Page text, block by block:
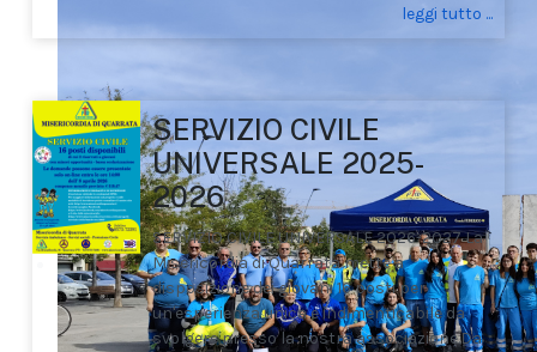
leggi tutto ...
SERVIZIO CIVILE
UNIVERSALE 2025-
2026
SERVIZIO CIVILE UNIVERSALE 2026-2027 La
Misericordia di Quarrata mette a
disposizione dei giovani 16 posti per
un'esperienza unica e indimenticabile da
svolgere presso la nostra associazione.Da